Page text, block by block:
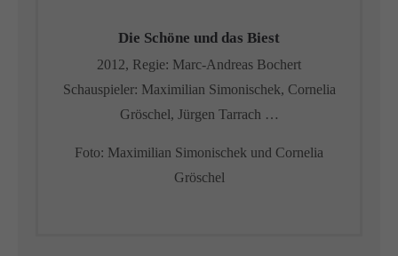
Die Schöne und das Biest
2012, Regie: Marc-Andreas Bochert
Schauspieler: Maximilian Simonischek, Cornelia
Gröschel, Jürgen Tarrach …
Foto: Maximilian Simonischek und Cornelia
Gröschel